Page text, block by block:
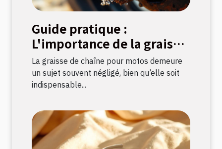
Guide pratique :
L'importance de la graisse
de chaîne pour motos
La graisse de chaîne pour motos demeure
un sujet souvent négligé, bien qu’elle soit
indispensable...